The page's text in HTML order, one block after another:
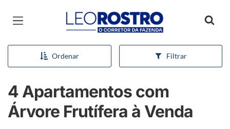
Página inicial
Ordenar Filtrar
4 Apartamentos com
Árvore Frutífera à Venda